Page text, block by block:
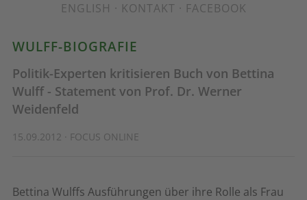
ENGLISH · KONTAKT · FACEBOOK
WULFF-BIOGRAFIE
Politik-Experten kritisieren Buch von Bettina
Wulff - Statement von Prof. Dr. Werner
Weidenfeld
15.09.2012 · FOCUS ONLINE
Bettina Wulffs Ausführungen über ihre Rolle als Frau